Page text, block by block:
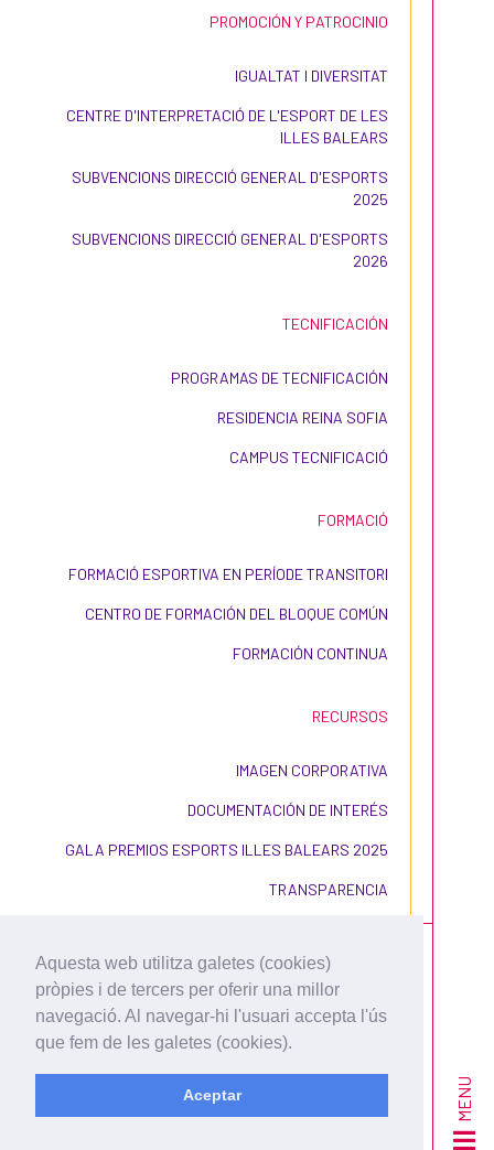
Aquesta web utilitza galetes (cookies)
pròpies i de tercers per oferir una millor
navegació. Al navegar-hi l'usuari accepta l'ús
que fem de les galetes (cookies).
Aceptar MENU
PROMOCIÓN Y PATROCINIO
IGUALTAT I DIVERSITAT
CENTRE D'INTERPRETACIÓ DE L'ESPORT DE LES
ILLES BALEARS
SUBVENCIONS DIRECCIÓ GENERAL D'ESPORTS
2025
SUBVENCIONS DIRECCIÓ GENERAL D'ESPORTS
2026
TECNIFICACIÓN
PROGRAMAS DE TECNIFICACIÓN
RESIDENCIA REINA SOFIA
CAMPUS TECNIFICACIÓ
FORMACIÓ
FORMACIÓ ESPORTIVA EN PERÍODE TRANSITORI
CENTRO DE FORMACIÓN DEL BLOQUE COMÚN
FORMACIÓN CONTINUA
RECURSOS
IMAGEN CORPORATIVA
DOCUMENTACIÓN DE INTERÉS
GALA PREMIOS ESPORTS ILLES BALEARS 2025
TRANSPARENCIA
CONDICIONES DE USO Y
CONTRATACIÓN
POLÍTICA DE PRIVACIDAD
POLÍTICA DE COOKIES